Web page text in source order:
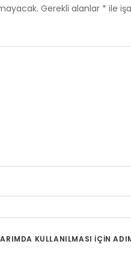
Gerekli alanlar * ile
KULLANILMASI IÇIN